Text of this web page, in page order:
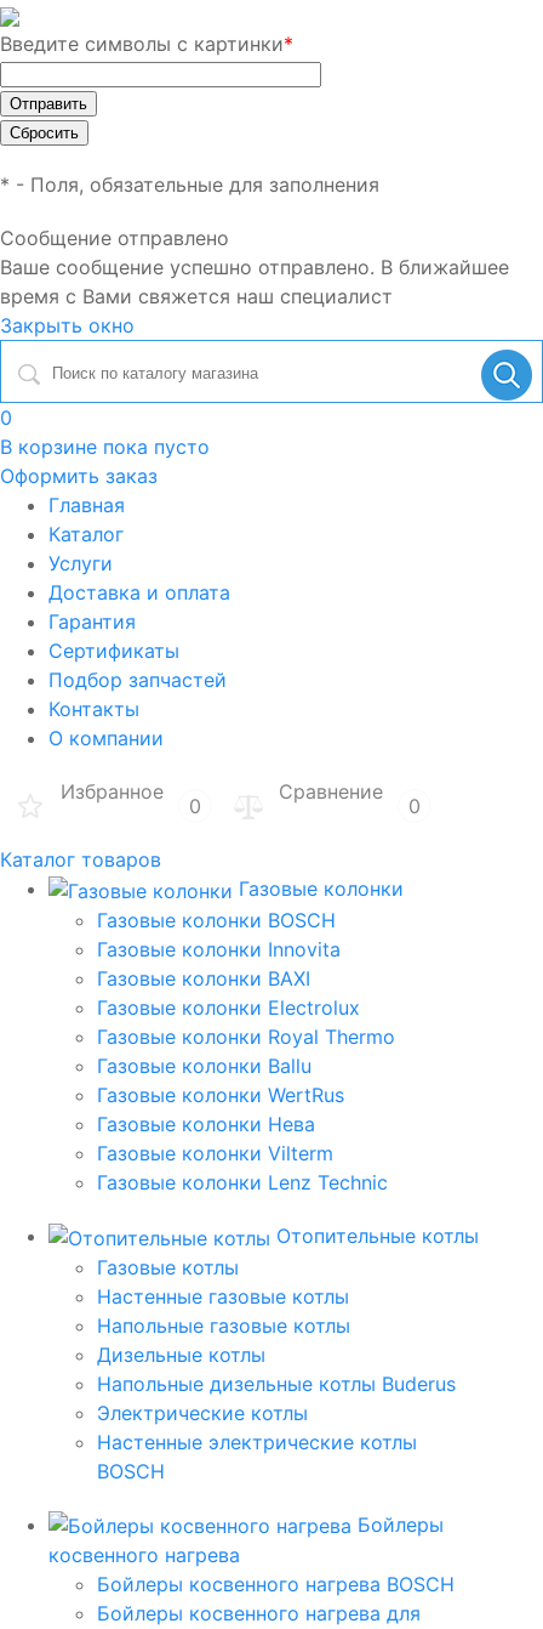
Введите символы с картинки*
* - Поля, обязательные для заполнения
Сообщение отправлено
Ваше сообщение успешно отправлено. В ближайшее
время с Вами свяжется наш специалист
Закрыть окно
0
В корзине пока пусто
Оформить заказ
Главная
Каталог
Услуги
Доставка и оплата
Гарантия
Сертификаты
Подбор запчастей
Контакты
О компании
Избранное
0
Сравнение
0
Каталог товаров
Газовые колонки
Газовые колонки BOSCH
Газовые колонки Innovita
Газовые колонки BAXI
Газовые колонки Electrolux
Газовые колонки Royal Thermo
Газовые колонки Ballu
Газовые колонки WertRus
Газовые колонки Нева
Газовые колонки Vilterm
Газовые колонки Lenz Technic
Отопительные котлы
Газовые котлы
Настенные газовые котлы
Напольные газовые котлы
Дизельные котлы
Напольные дизельные котлы Buderus
Электрические котлы
Настенные электрические котлы
BOSCH
Бойлеры
косвенного нагрева
Бойлеры косвенного нагрева BOSCH
Бойлеры косвенного нагрева для